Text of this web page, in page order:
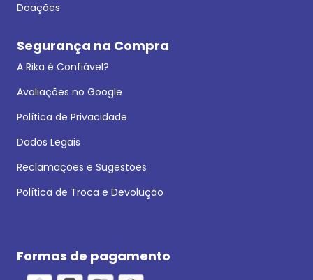
Doações
Segurança na Compra
A Rika é Confiável?
Avaliações no Google
Política de Privacidade
Dados Legais
Reclamações e Sugestões
Política de Troca e Devolução
Formas de pagamento